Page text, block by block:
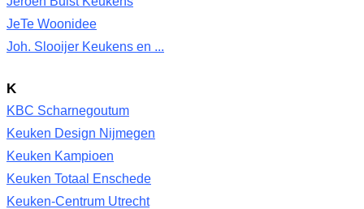
JeTe Woonidee
Joh. Slooijer Keukens en ...
K
KBC Scharnegoutum
Keuken Design Nijmegen
Keuken Kampioen
Keuken Totaal Enschede
Keuken-Centrum Utrecht